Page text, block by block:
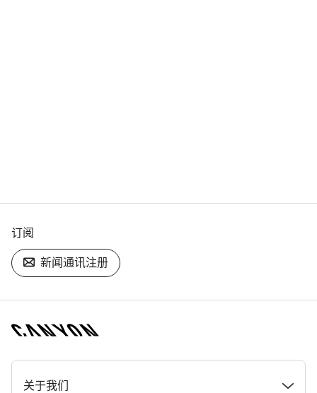
订阅
新闻通讯注册
[footer.linksList.title]
关于我们